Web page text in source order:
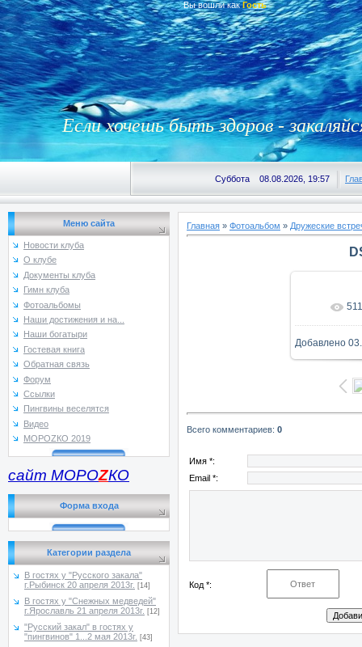
Вы вошли как Гость
Если хочешь быть здоров -
Суббота 08.08.2026, 19:57
Меню сайта
Новости клуба
О клубе
Документы клуба
Гимн клуба
Фотоальбомы
Наши достижения и на...
Наши богатыри
Гостевая книга
Обратная связь
Форум
Ссылки
Пингвины веселятся
Видео
МОРОZКО 2019
сайт МОРОZКО
Форма входа
Категории раздела
В гостях у "Русского закала"
г.Рыбинск 20 апреля 2013г. [14]
В гостях у "Снежных медведей"
г.Ярославль 21 апреля 2013г. [12]
"Русский закал" в гостях у
"пингвинов" 1...2 мая 2013г. [43]
Главная » Фотоальбом » Дружеские
В 511
Добавлено
Всего комментариев: 0
Имя *:
Email *:
Код *: